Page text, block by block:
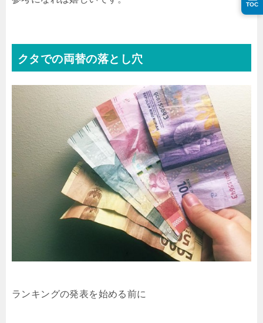
クタでの両替の落とし穴
ランキングの発表を始める前に
TOC